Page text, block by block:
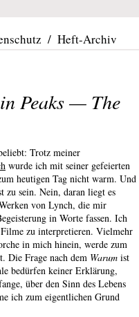
/ Heft-Archiv
Peaks — The
Trotz meiner
wurde ich mit seiner gefeierten
heutigen Tag nicht warm. Und
sein. Nein, daran liegt es
von Lynch, die mir
in Worte fassen. Ich
zu interpretieren. Vielmehr
in mich hinein, werde zum
Die Frage nach dem Warum ist
bedürfen keiner Erklärung,
über den Sinn des Lebens
ich zum eigentlichen Grund